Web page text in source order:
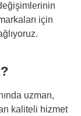
için
uzman,
kaliteli hizmet